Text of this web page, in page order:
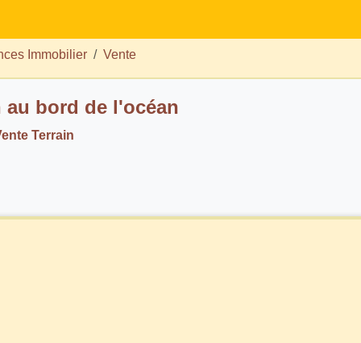
Immobilier Vente
au bord de l'océan
Terrain